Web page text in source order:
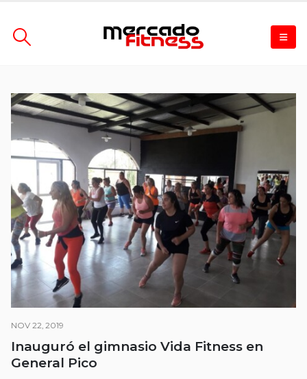
NOV 22, 2019
Inauguró el gimnasio Vida Fitness en
General Pico